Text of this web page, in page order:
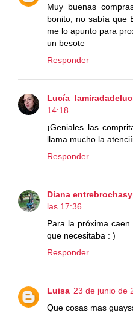
Muy buenas
bonito, no sabía que
me lo apunto para
un besote
Responder
14:18
¡Geniales las
llama mucho la
Responder
Diana
las 17:36
Para la próxima
que necesitaba : )
Responder
Luisa 23 de junio de
Que cosas mas